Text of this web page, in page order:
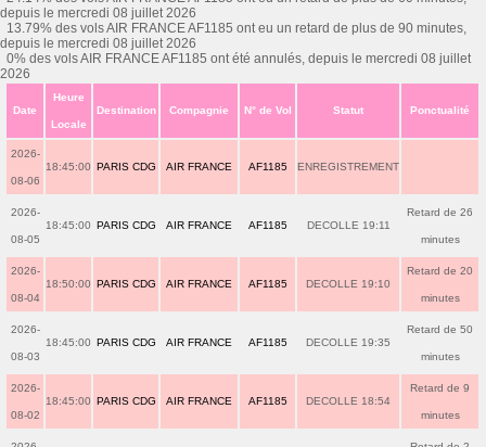
depuis le mercredi 08 juillet 2026
13.79% des vols AIR FRANCE AF1185 ont eu un retard de plus de 90 minutes,
depuis le mercredi 08 juillet 2026
0% des vols AIR FRANCE AF1185 ont été annulés, depuis le mercredi 08 juillet
2026
Date
Heure
Locale
Destination Compagnie N° de Vol Statut Ponctualité
2026-
08-06
18:45:00 PARIS CDG AIR FRANCE AF1185 ENREGISTREMENT
2026-
08-05
18:45:00 PARIS CDG AIR FRANCE AF1185 DECOLLE 19:11
Retard de 26
minutes
2026-
08-04
18:50:00 PARIS CDG AIR FRANCE AF1185 DECOLLE 19:10
Retard de 20
minutes
2026-
08-03
18:45:00 PARIS CDG AIR FRANCE AF1185 DECOLLE 19:35
Retard de 50
minutes
2026-
08-02
18:45:00 PARIS CDG AIR FRANCE AF1185 DECOLLE 18:54
Retard de 9
minutes